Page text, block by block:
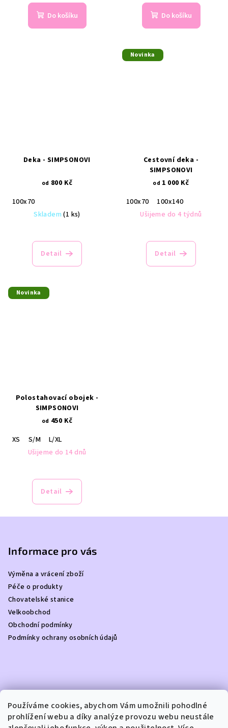
Používáme cookies, abychom Vám umožnili pohodlné
prohlížení webu a díky analýze provozu webu neustále
Do košíku Do košíku
Deka - SIMPSONOVI
od 800 Kč
100x70
Skladem(1 ks)
Detail
Novinka
Cestovní deka -
SIMPSONOVI
od 1 000 Kč
100x70
100x140
Ušijeme do 4 týdnů
Detail
Novinka
Polostahovací obojek -
SIMPSONOVI
od 450 Kč
XS
S/M
L/XL
Ušijeme do 14 dnů
Detail
Informace pro vás
Výměna a vrácení zboží
Péče o produkty
Chovatelské stanice
Velkoobchod
Obchodní podmínky
Podmínky ochrany osobních údajů
Kontakt
info @dottydoggie.cz